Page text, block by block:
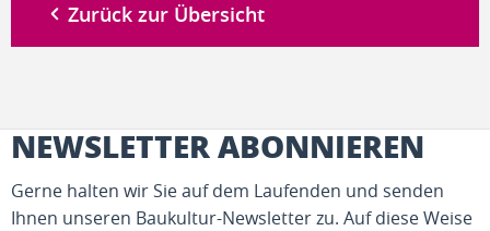
Zurück zur Übersicht
NEWSLETTER ABONNIEREN
Gerne halten wir Sie auf dem Laufenden und senden
Ihnen unseren Baukultur-Newsletter zu. Auf diese Weise